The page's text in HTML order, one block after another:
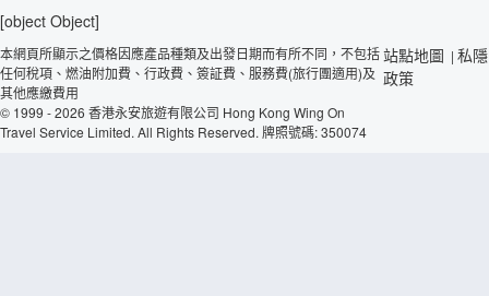
[object Object]
本網頁所顯示之價格因應產品種類及出發日期而有所不同，不包括
任何稅項、燃油附加費、行政費、簽証費、服務費(旅行團適用)及
其他應繳費用
© 1999 - 2026 香港永安旅遊有限公司 Hong Kong Wing On
Travel Service Limited. All Rights Reserved. 牌照號碼: 350074
站點地圖 | 私隱
政策